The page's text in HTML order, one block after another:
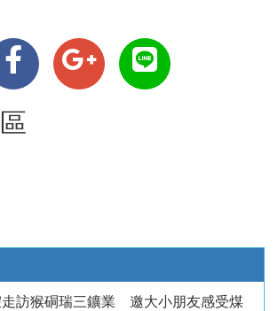
走訪猴硐瑞三鑛業 邀大小朋友感受煤